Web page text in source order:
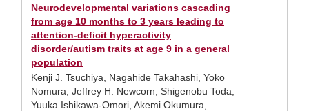
Neurodevelopmental variations cascading
from age 10 months to 3 years leading to
attention‐deficit hyperactivity
disorder/autism traits at age 9 in a general
population
Kenji J. Tsuchiya, Nagahide Takahashi, Yoko
Nomura, Jeffrey H. Newcorn, Shigenobu Toda,
Yuuka Ishikawa‐Omori, Akemi Okumura,